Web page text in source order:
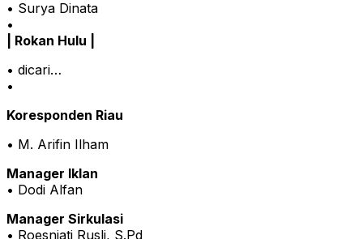
• Surya Dinata
•
| Rokan Hulu |
• dicari…
•
Koresponden Riau
• M. Arifin Ilham
Manager Iklan
• Dodi Alfan
Manager Sirkulasi
• Roesniati Rusli, S.Pd